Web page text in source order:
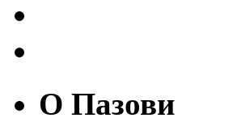
О Пазови